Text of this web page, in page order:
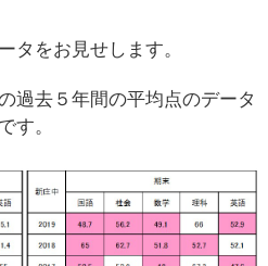
タをお見せします。
過去５年間の平均点のデータ
です。